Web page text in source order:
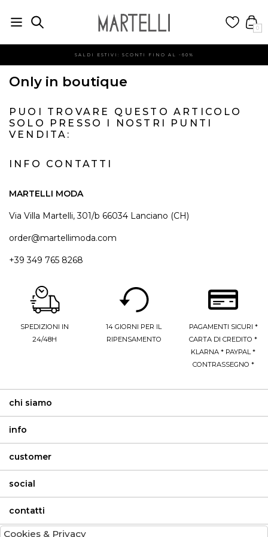
0
SALDI ESTIVI: SCONTI FINO AL -60%
Only in boutique
PUOI TROVARE QUESTO ARTICOLO
SOLO PRESSO I NOSTRI PUNTI
VENDITA:
INFO CONTATTI
MARTELLI MODA
Via Villa Martelli, 301/b 66034 Lanciano (CH)
order@martellimoda.com
+39 349 765 8268
SPEDIZIONI IN
24/48H
14 GIORNI PER IL
RIPENSAMENTO
PAGAMENTI SICURI *
CARTA DI CREDITO *
KLARNA * PAYPAL *
CONTRASSEGNO *
chi siamo
info
customer
social
contatti
Cookies & Privacy